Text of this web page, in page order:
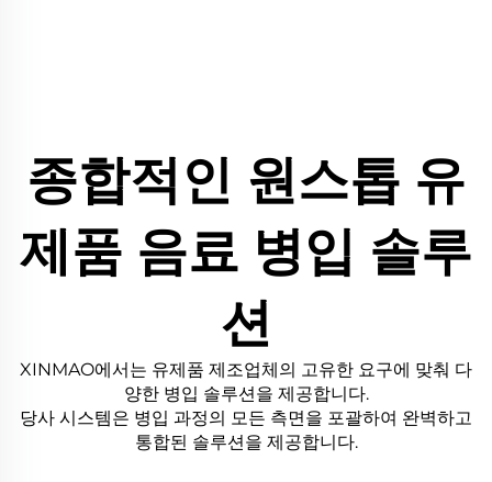
종합적인 원스톱 유
제품 음료 병입 솔루
션
XINMAO에서는 유제품 제조업체의 고유한 요구에 맞춰 다
양한 병입 솔루션을 제공합니다.
당사 시스템은 병입 과정의 모든 측면을 포괄하여 완벽하고
통합된 솔루션을 제공합니다.